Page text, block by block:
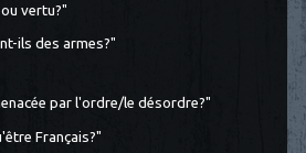
vertu?"
ils des armes?"
par l'ordre/le désordre?"
Français?"